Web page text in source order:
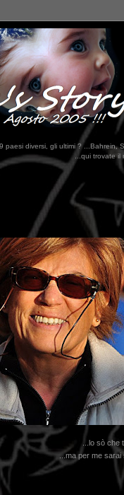
paesi diversi, gli ultimi ?
il nostro viaggio in MESSICO
...lo sò che
...ma per me
non perdere tempo, clikka